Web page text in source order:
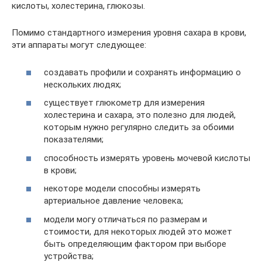
кислоты, холестерина, глюкозы.
Помимо стандартного измерения уровня сахара в крови,
эти аппараты могут следующее:
создавать профили и сохранять информацию о
нескольких людях;
существует глюкометр для измерения
холестерина и сахара, это полезно для людей,
которым нужно регулярно следить за обоими
показателями;
способность измерять уровень мочевой кислоты
в крови;
некоторе модели способны измерять
артериальное давление человека;
модели могу отличаться по размерам и
стоимости, для некоторых людей это может
быть определяющим фактором при выборе
устройства;